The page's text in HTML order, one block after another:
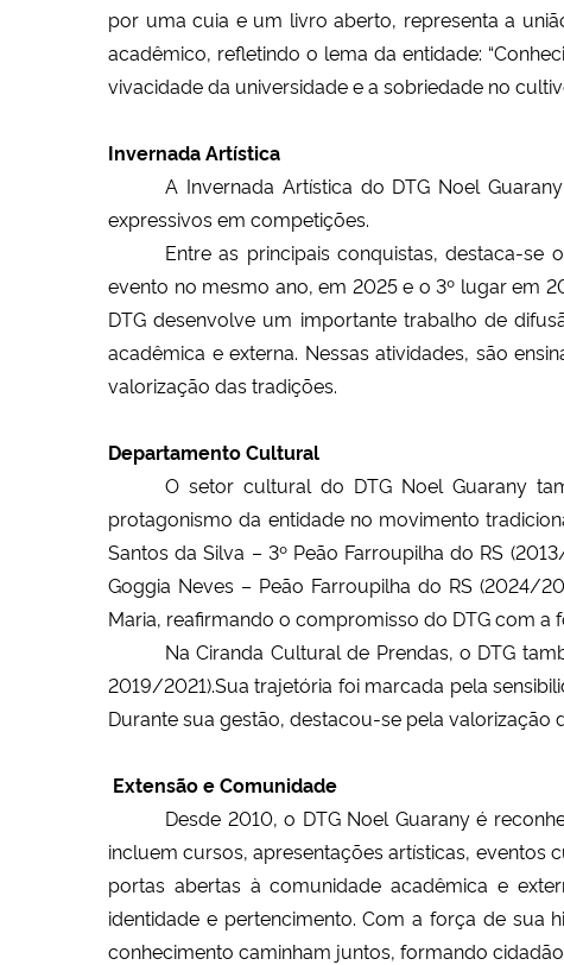
por uma cuia e um livro aberto, representa a
acadêmico, refletindo o lema da entidade:
vivacidade da universidade e a sobriedade no
Invernada Artística
A Invernada Artística do DTG Noel
expressivos em competições.
Entre as principais conquistas, destaca-se
evento no mesmo ano, em 2025 e o 3º lugar em
DTG desenvolve um importante trabalho de
acadêmica e externa. Nessas atividades, são
valorização das tradições.
Departamento Cultural
O setor cultural do DTG Noel Guarany
protagonismo da entidade no movimento
Santos da Silva – 3º Peão Farroupilha do RS
Goggia Neves – Peão Farroupilha do RS (2024/
Maria, reafirmando o compromisso do DTG com a
Na Ciranda Cultural de Prendas, o DTG
2019/2021).Sua trajetória foi marcada pela
Durante sua gestão, destacou-se pela
Extensão e Comunidade
Desde 2010, o DTG Noel Guarany é
incluem cursos, apresentações artísticas, eventos
portas abertas à comunidade acadêmica e
identidade e pertencimento. Com a força de
conhecimento caminham juntos, formando